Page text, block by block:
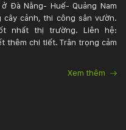
Đà Nẵng- Huế- Quảng Nam
cảnh, thi công sân vườn.
nhất thị trường. Liên hệ:
thêm chi tiết. Trân trọng cảm
Xem thêm